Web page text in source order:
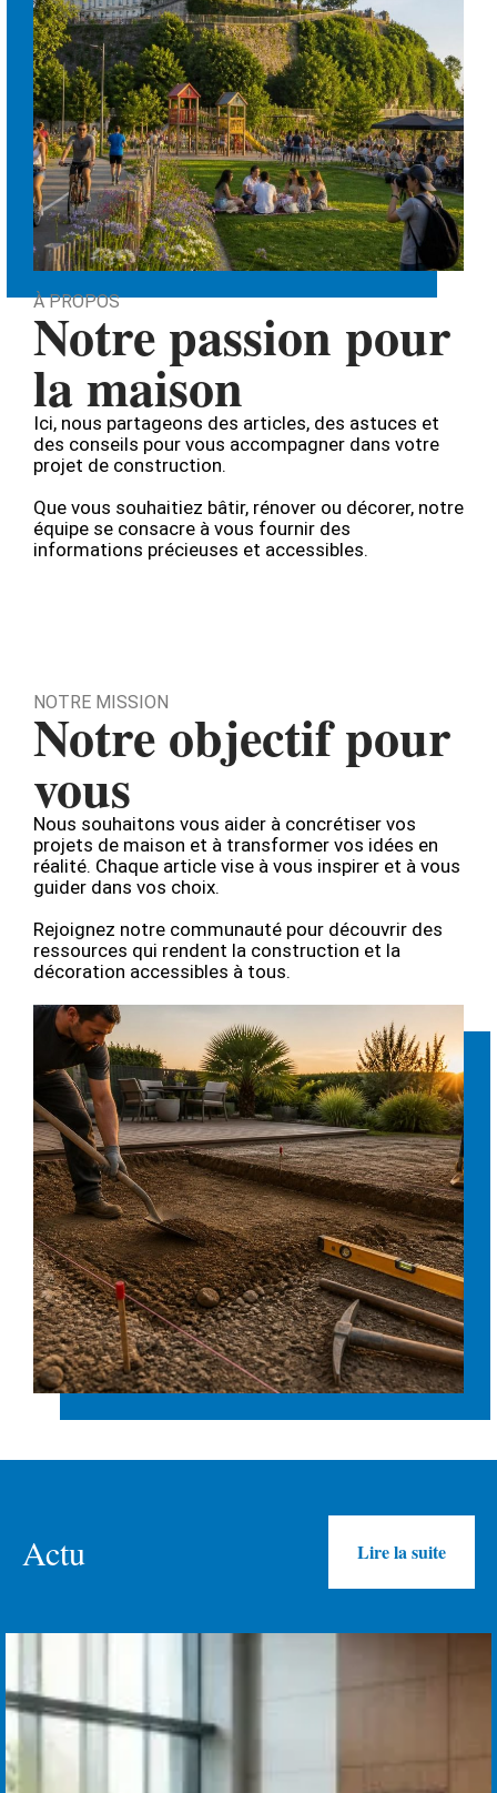
À PROPOS
Notre passion pour
la maison
Ici, nous partageons des articles, des astuces et
des conseils pour vous accompagner dans votre
projet de construction.
Que vous souhaitiez bâtir, rénover ou décorer, notre
équipe se consacre à vous fournir des
informations précieuses et accessibles.
NOTRE MISSION
Notre objectif pour
vous
Nous souhaitons vous aider à concrétiser vos
projets de maison et à transformer vos idées en
réalité. Chaque article vise à vous inspirer et à vous
guider dans vos choix.
Rejoignez notre communauté pour découvrir des
ressources qui rendent la construction et la
décoration accessibles à tous.
Actu Lire la suite